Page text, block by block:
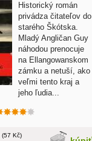
Historický román
privádza čitateľov do
starého Škótska.
Mladý Angličan Guy
náhodou prenocuje
na Ellangowanskom
zámku a netuší, ako
veľmi tento kraj a
jeho ľudia...
(57 Kč)